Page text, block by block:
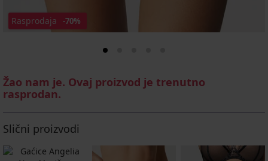
Rasprodaja -70%
Žao nam je. Ovaj proizvod je trenutno
rasprodan.
Slični proizvodi